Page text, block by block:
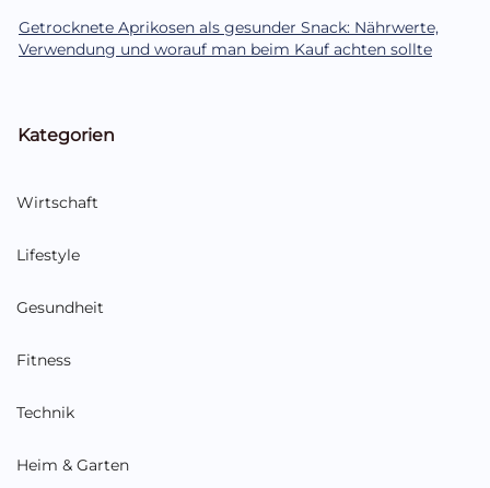
Getrocknete Aprikosen als gesunder Snack: Nährwerte,
Verwendung und worauf man beim Kauf achten sollte
Kategorien
Wirtschaft
Lifestyle
Gesundheit
Fitness
Technik
Heim & Garten